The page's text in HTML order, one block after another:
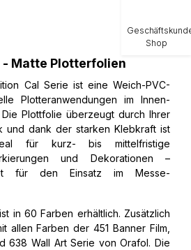
- Matte Plotterfolien
Cal Serie ist eine Weich-PVC-
Plotteranwendungen im Innen-
Plottfolie überzeugt durch Ihrer
und dank der starken Klebkraft ist
für kurz- bis mittelfristige
und Dekorationen –
für den Einsatz im Messe-
in 60 Farben erhältlich. Zusätzlich
allen Farben der 451 Banner Film,
638 Wall Art Serie von Orafol. Die
Shop